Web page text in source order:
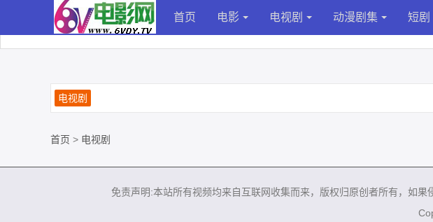
首页 电影 电视剧 动漫剧集 短剧
电视剧
首页 > 电视剧
免责声明:本站所有视频均来自互联网收集而来，版权归原创者所有，如